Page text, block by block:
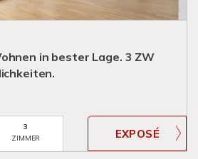
in bester Lage. 3 ZW
3
ZIMMER